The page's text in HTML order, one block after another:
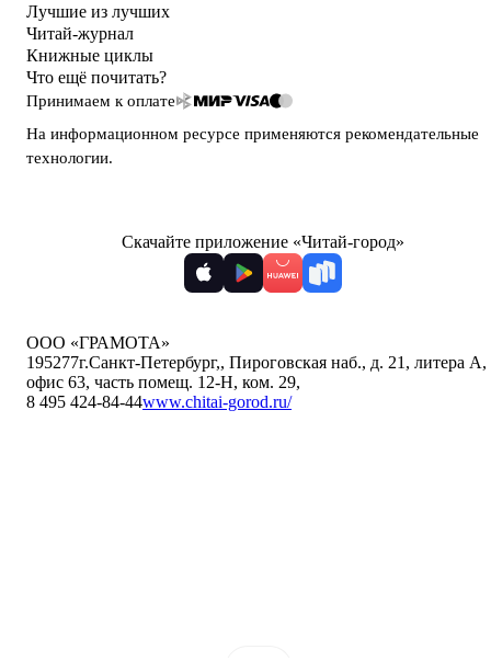
Лучшие из лучших
Читай-журнал
Книжные циклы
Что ещё почитать?
Принимаем к оплате
На информационном ресурсе применяются рекомендательные
технологии.
Скачайте приложение «Читай-город»
ООО «ГРАМОТА»
195277г.Санкт-Петербург,, Пироговская наб., д. 21, литера А,
офис 63, часть помещ. 12-Н, ком. 29,
8 495 424-84-44www.chitai-gorod.ru/